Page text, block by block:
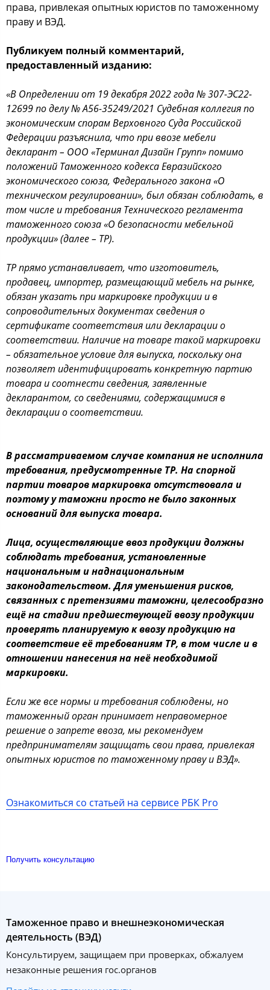
права, привлекая опытных юристов по таможенному
праву и ВЭД.
Публикуем полный комментарий,
предоставленный изданию:
«В Определении от 19 декабря 2022 года № 307-ЭС22-
12699 по делу № А56-35249/2021 Судебная коллегия по
экономическим спорам Верховного Суда Российской
Федерации разъяснила, что при ввозе мебели
декларант – ООО «Терминал Дизайн Групп» помимо
положений Таможенного кодекса Евразийского
экономического союза, Федерального закона «О
техническом регулировании», был обязан соблюдать, в
том числе и требования Технического регламента
таможенного союза «О безопасности мебельной
продукции» (далее – ТР).
ТР прямо устанавливает, что изготовитель,
продавец, импортер, размещающий мебель на рынке,
обязан указать при маркировке продукции и в
сопроводительных документах сведения о
сертификате соответствия или декларации о
соответствии. Наличие на товаре такой маркировки
– обязательное условие для выпуска, поскольку она
позволяет идентифицировать конкретную партию
товара и соотнести сведения, заявленные
декларантом, со сведениями, содержащимися в
декларации о соответствии.
В рассматриваемом случае компания не исполнила
требования, предусмотренные ТР. На спорной
партии товаров маркировка отсутствовала и
поэтому у таможни просто не было законных
оснований для выпуска товара.
Лица, осуществляющие ввоз продукции должны
соблюдать требования, установленные
национальным и наднациональным
законодательством. Для уменьшения рисков,
связанных с претензиями таможни, целесообразно
ещё на стадии предшествующей ввозу продукции
проверять планируемую к ввозу продукцию на
соответствие её требованиям ТР, в том числе и в
отношении нанесения на неё необходимой
маркировки.
Если же все нормы и требования соблюдены, но
таможенный орган принимает неправомерное
решение о запрете ввоза, мы рекомендуем
предпринимателям защищать свои права, привлекая
опытных юристов по таможенному праву и ВЭД».
Ознакомиться со статьей на сервисе РБК Pro
Получить консультацию
Таможенное право и внешнеэкономическая
деятельность (ВЭД)
Консультируем, защищаем при проверках, обжалуем
незаконные решения гос.органов